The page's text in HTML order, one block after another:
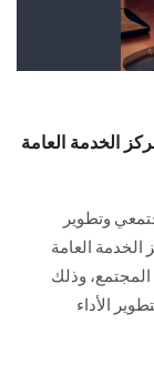
الخدمة العامة
وتطوير
العامة
وذلك
الأداء